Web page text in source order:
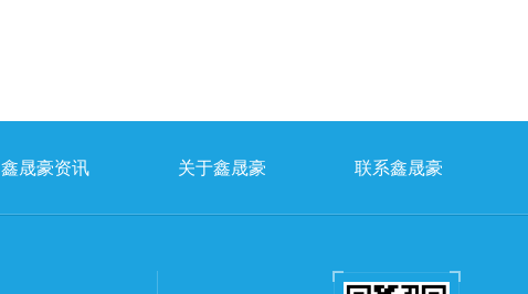
鑫晟豪资讯 关于鑫晟豪 联系鑫晟豪